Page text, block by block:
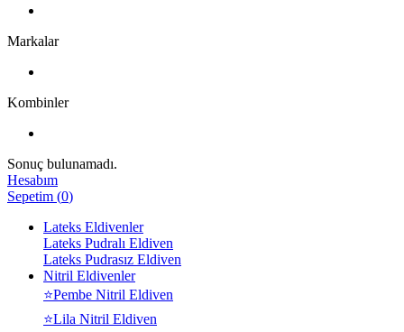
Markalar
Kombinler
Sonuç bulunamadı.
Hesabım
Sepetim (0)
Lateks Eldivenler
Lateks Pudralı Eldiven
Lateks Pudrasız Eldiven
Nitril Eldivenler
⭐Pembe Nitril Eldiven
⭐Lila Nitril Eldiven